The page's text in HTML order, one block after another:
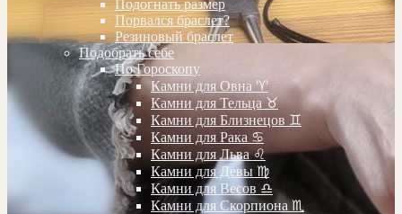
Подогнать размер
Порвался браслет?
Резиновый браслет
Подобрать себе
По Гороскопу
Камни для Овна ♈️
Камни для Тельца ♉️
Камни для Близнецов ♊️
Камни для Рака ♋️
Камни для Льва ♌️
Камни для Девы ♍️
Камни для Весов ♎️
Камни для Скорпиона ♏️